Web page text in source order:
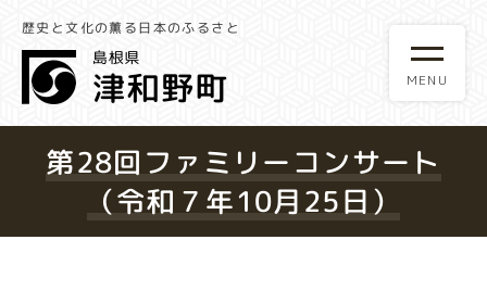
歴史と文化の薫る日本のふるさと
第28回ファミリーコンサート
（令和７年10月25日）